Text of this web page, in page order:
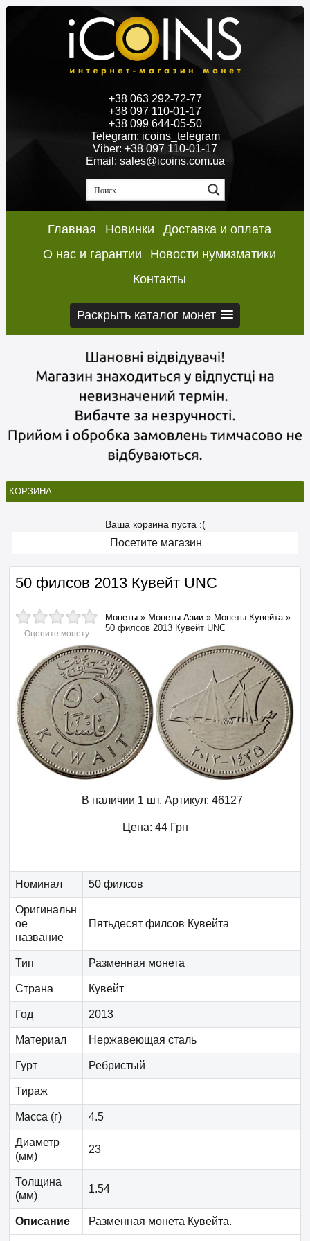
+38 063 292-72-77
+38 097 110-01-17
+38 099 644-05-50
Telegram: icoins_telegram
Viber: +38 097 110-01-17
Email: sales@icoins.com.ua
Главная Новинки
Доставка и оплата
О нас и гарантии
Новости нумизматики
Контакты
Раскрыть каталог монет
КОРЗИНА
Ваша корзина пуста :(
Посетите магазин
50 филсов 2013 Кувейт UNC
Оцените монету
Монеты » Монеты Азии » Монеты Кувейта»
50 филсов 2013 Кувейт UNC
В наличии 1 шт. Артикул: 46127
Цена: 44 Грн
Номинал 50 филсов
Оригинальн
ое
название
Пятьдесят филсов Кувейта
Тип Разменная монета
Страна Кувейт
Год 2013
Материал Нержавеющая сталь
Гурт Ребристый
Тираж
Масса (г) 4.5
Диаметр
(мм)
23
Толщина
(мм)
1.54
Описание Разменная монета Кувейта.